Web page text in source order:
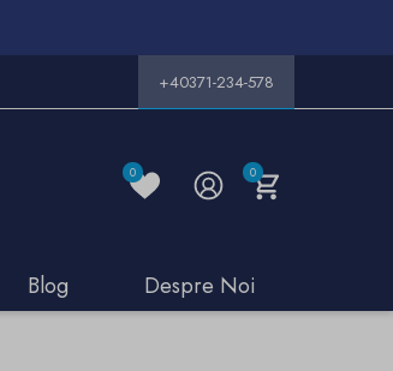
+40371-234-578
0 0
Blog Despre Noi